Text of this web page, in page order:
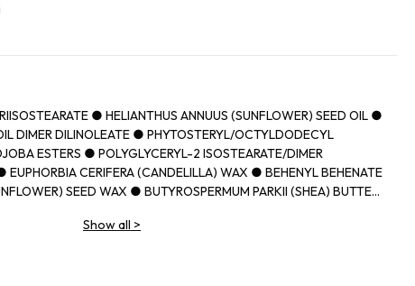
● HELIANTHUS ANNUUS (SUNFLOWER) SEED OIL ●
DIMER DILINOLEATE ● PHYTOSTERYL/OCTYLDODECYL
ESTERS ● POLYGLYCERYL-2 ISOSTEARATE/DIMER
EUPHORBIA CERIFERA (CANDELILLA) WAX ● BEHENYL BEHENATE
SEED WAX ● BUTYROSPERMUM PARKII (SHEA) BUTTER
PARKII (SHEA) BUTTER UNSAPONIFIABLES ● PRUNUS
Show all >